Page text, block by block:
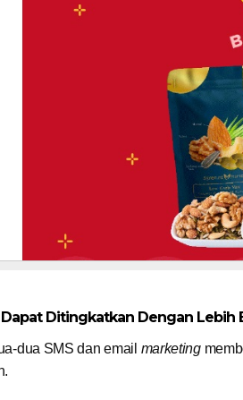
Ditingkatkan Dengan Lebih
dua SMS dan email marketing